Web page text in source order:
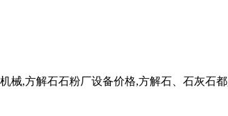
械,方解石石粉厂设备价格,方解石、石灰石